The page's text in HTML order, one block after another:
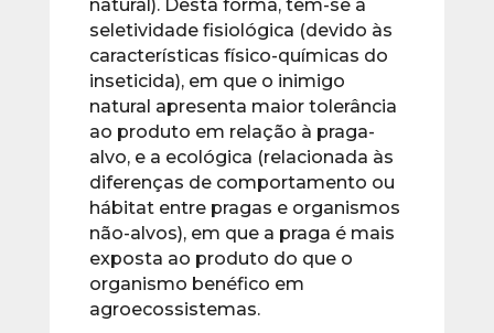
natural). Desta forma, tem-se a
seletividade fisiológica (devido às
características físico-químicas do
inseticida), em que o inimigo
natural apresenta maior tolerância
ao produto em relação à praga-
alvo, e a ecológica (relacionada às
diferenças de comportamento ou
hábitat entre pragas e organismos
não-alvos), em que a praga é mais
exposta ao produto do que o
organismo benéfico em
agroecossistemas.